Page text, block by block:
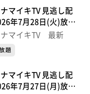
マイキTV 見逃し配
年7月28日(火)放送
ナマイキTV 最新
題
マイキTV 見逃し配
年7月27日(月)放送